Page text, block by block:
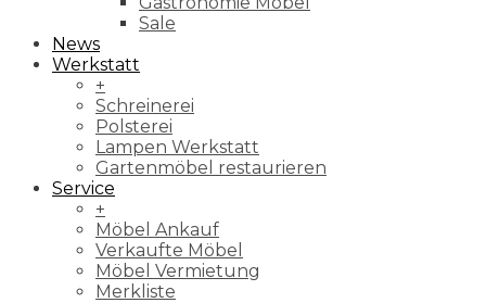
Sale
News
Werkstatt
+
Schreinerei
Polsterei
Lampen Werkstatt
Gartenmöbel restaurieren
Service
+
Möbel Ankauf
Verkaufte Möbel
Möbel Vermietung
Merkliste